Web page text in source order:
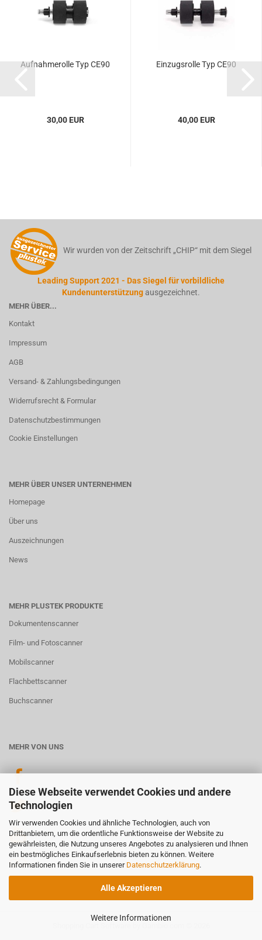
Diese Webseite verwendet Cookies und andere
Technologien
Wir verwenden Cookies und ähnliche Technologien, auch von
Drittanbietern, um die ordentliche Funktionsweise der Website zu
gewährleisten, die Nutzung unseres Angebotes zu analysieren und Ihnen
ein bestmögliches Einkaufserlebnis bieten zu können. Weitere
Informationen finden Sie in unserer Datenschutzerklärung.
Alle Akzeptieren
Weitere Informationen
Aufnahmerolle Typ CE90
30,00 EUR
Einzugsrolle Typ CE90
40,00 EUR
Wir wurden von der Zeitschrift „CHIP“ mit dem Siegel
Leading Support 2021 - Das Siegel für vorbildliche
Kundenunterstützung ausgezeichnet.
MEHR ÜBER...
Kontakt
Impressum
AGB
Versand- & Zahlungsbedingungen
Widerrufsrecht & Formular
Datenschutzbestimmungen
Cookie Einstellungen
MEHR ÜBER UNSER UNTERNEHMEN
Homepage
Über uns
Auszeichnungen
News
MEHR PLUSTEK PRODUKTE
Dokumentenscanner
Film- und Fotoscanner
Mobilscanner
Flachbettscanner
Buchscanner
MEHR VON UNS